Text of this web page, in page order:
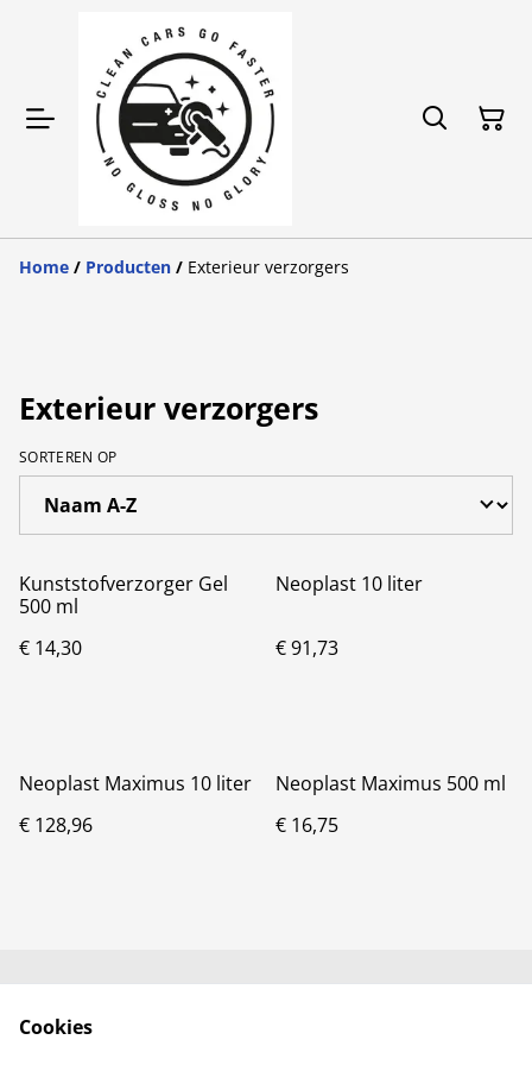
Home / Producten / Exterieur verzorgers
Exterieur verzorgers
SORTEREN OP
Kunststofverzorger Gel
500 ml
€ 14,30
Neoplast 10 liter
€ 91,73
Neoplast Maximus 10 liter
€ 128,96
Neoplast Maximus 500 ml
€ 16,75
Neem contact met
Cookies